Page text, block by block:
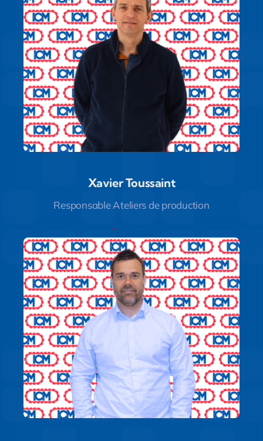
Xavier Toussaint
Responsable Ateliers de production
Xavier Toussaint
Responsable Ateliers de production